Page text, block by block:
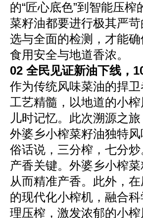
的“匠心底色”到智能压
菜籽油都要进行极其严
选与全面的检测，才能
食用安全与地道香浓。
02 全民见证新油下线 ，
作为传统风味菜油的捍
工艺精髓，以地道的小
儿时记忆。此次溯源之
外婆乡小榨菜籽油独特
俗话说，三分榨，七分
产香关键。外婆乡小榨
从而精准产香。此外，
的现代化小榨机，融合
理压榨，激发浓郁的小